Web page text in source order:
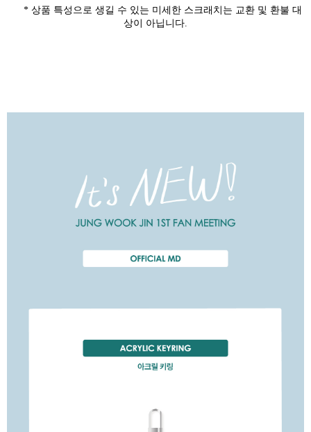
* 상품 특성으로 생길 수 있는 미세한 스크래치는 교환 및 환불 대
상이 아닙니다.